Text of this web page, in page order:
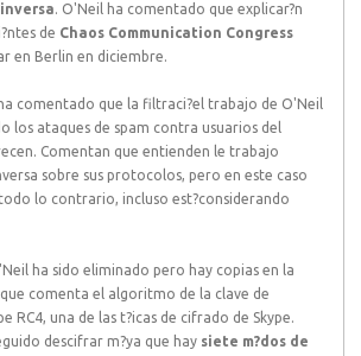
. O'Neil ha comentado que explicar?n
de Chaos Communication Congress
en Berlin en diciembre.
comentado que la filtraci?el trabajo de O'Neil
los ataques de spam contra usuarios del
Comentan que entienden le trabajo
sobre sus protocolos, pero en este caso
lo contrario, incluso est?considerando
ha sido eliminado pero hay copias en la
comenta el algoritmo de la clave de
RC4, una de las t?icas de cifrado de Skype.
descifrar m?ya que hay siete m?dos de